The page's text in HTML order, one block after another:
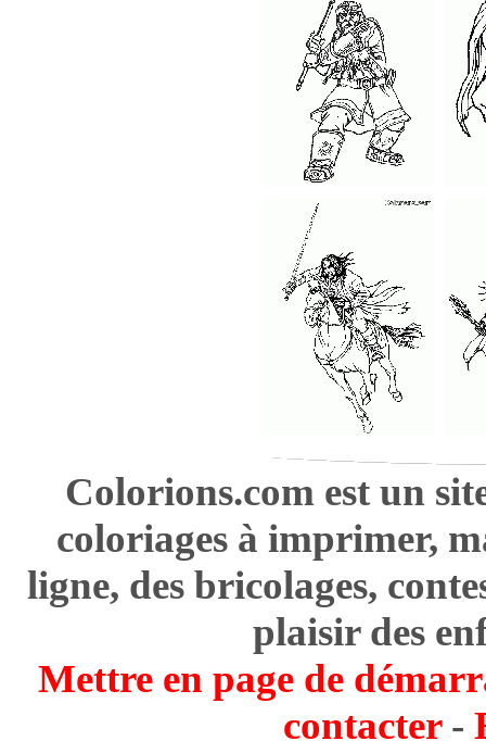
Colorions.com est un
coloriages à imprimer,
ligne, des bricolages,
plaisir des
Mettre en page de
contacter-